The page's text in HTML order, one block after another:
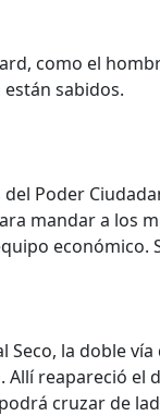
como el
están sabidos.
Poder
mandar a los
económico.
Seco, la doble vía
reapareció el
cruzar de